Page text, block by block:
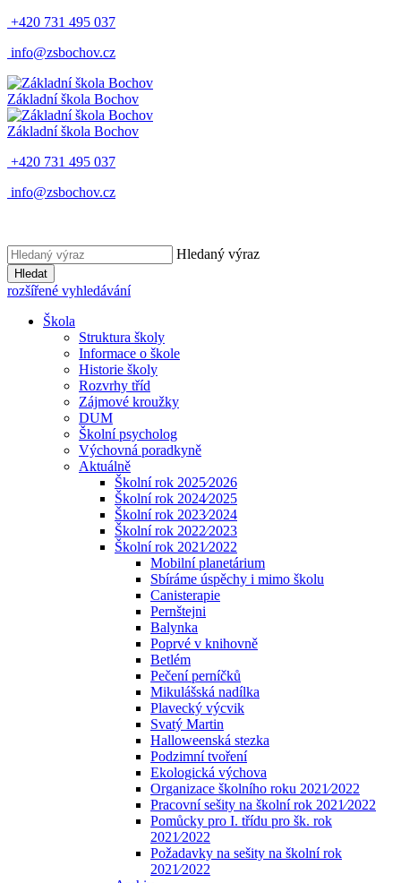
+420 731 495 037
info@zsbochov.cz
Základní škola Bochov
Základní škola Bochov
+420 731 495 037
info@zsbochov.cz
Hledaný výraz
Hledat
rozšířené vyhledávání
Škola
Struktura školy
Informace o škole
Historie školy
Rozvrhy tříd
Zájmové kroužky
DUM
Školní psycholog
Výchovná poradkyně
Aktuálně
Školní rok 2025⁄2026
Školní rok 2024⁄2025
Školní rok 2023⁄2024
Školní rok 2022⁄2023
Školní rok 2021⁄2022
Mobilní planetárium
Sbíráme úspěchy i mimo školu
Canisterapie
Pernštejni
Balynka
Poprvé v knihovně
Betlém
Pečení perníčků
Mikulášská nadílka
Plavecký výcvik
Svatý Martin
Halloweenská stezka
Podzimní tvoření
Ekologická výchova
Organizace školního roku 2021⁄2022
Pracovní sešity na školní rok 2021⁄2022
Pomůcky pro I. třídu pro šk. rok
2021⁄2022
Požadavky na sešity na školní rok
2021⁄2022